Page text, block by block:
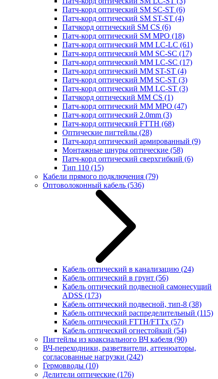
Патч-корд оптический SM SC-ST (6)
Патч-корд оптический SM ST-ST (4)
Патчкорд оптический SM CS (6)
Патч-корд оптический SM MPO (18)
Патч-корд оптический MM LC-LC (61)
Патч-корд оптический MM SC-SC (17)
Патч-корд оптический MM LC-SC (17)
Патч-корд оптический MM ST-ST (4)
Патч-корд оптический MM SC-ST (3)
Патч-корд оптический MM LC-ST (3)
Патчкорд оптический MM CS (1)
Патч-корд оптический MM MPO (47)
Патч-корд оптический 2.0mm (3)
Патч-корд оптический FTTH (68)
Оптические пигтейлы (28)
Патч-корд оптический армированный (9)
Монтажные шнуры оптические (58)
Патч-корд оптический сверхгибкий (6)
Тип 110 (15)
Кабели прямого подключения (79)
Оптоволоконный кабель (536)
Кабель оптический в канализацию (24)
Кабель оптический в грунт (56)
Кабель оптический подвесной самонесущий
ADSS (173)
Кабель оптический подвесной, тип-8 (38)
Кабель оптический распределительный (115)
Кабель оптический FTTH/FTTx (57)
Кабель оптический огнестойкий (54)
Пигтейлы из коаксиального ВЧ кабеля (90)
ВЧ-переходники, разветвители, аттенюаторы,
согласованные нагрузки (242)
Гермовводы (10)
Делители оптические (176)